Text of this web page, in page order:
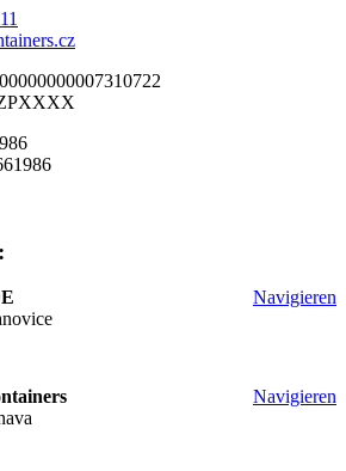
Navigieren
Navigieren